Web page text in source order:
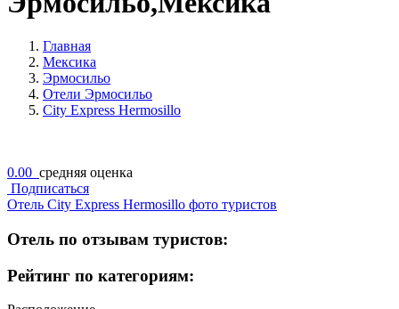
Главная
Мексика
Эрмосильо
Отели Эрмосильо
City Express Hermosillo
0.00 средняя оценка
Подписаться
Отель City Express Hermosillo фото туристов
Отель по отзывам туристов:
Рейтинг по категориям: